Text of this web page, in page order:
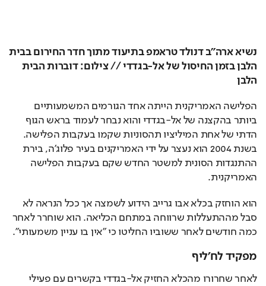
נשיא ארה"ב דנולד טראמפ בתיעוד מתוך חדר החירום בבית
הלבן בזמן החיסול של אל-בגדדי // צילום: דוברות הבית
הלבן
הפלישה האמריקנית הייתה אחד הגורמים המשמעותיים
ביותר בהקצנה של אל-בגדדי והוא נבחר לעמוד בראש הגוף
הדתי של אחת המיליציו תהסוניות שקמו בעקבות הפלישה.
בשנת 2004 הוא נעצר על ידי האמריקנים בעיר פלוג'ה, בירת
ההתנגדות הסונית למשטר החדש שקם בעקבות הפלישה
האמריקנית.
הוא הוחזק בכלא אבו גרייב הידוע לשמצה אך ככל הנראה לא
סבל מההתעללות שרווחה במתחם הכליאה. הוא שוחרר לאחר
כמה חודשים לאחר ששוביו החליטו כי "אין בו עניין משמעותי".
מפקיד לח'ליף
לאחר שחרורו מהכלא החזיק אל-בגדדי בקשרים עם פעילי